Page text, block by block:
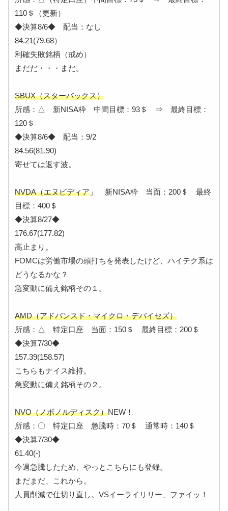
110＄（更新）
◆決算8/6◆ 配当：なし
84.21(79.68）
利確失敗銘柄（戒め）
まだだ・・・まだ。
SBUX（スターバックス）
所感：△ 新NISA枠 中間目標：93＄ ⇒ 最終目標：
120＄
◆決算8/6◆ 配当：9/2
84.56(81.90)
寄せては返す波。
NVDA（エヌビディア 」 新NISA枠 当面：200＄ 最終
目標：400＄
◆決算8/27◆
176.67(177.82)
高止まり。
FOMCは労働市場の頭打ちを発表したけど、ハイテク系は
どうなるかな？
急変動に備え銘柄その１。
AMD（アドバンスド・マイクロ・デバイセズ）
所感：△ 特定口座 当面：150＄ 最終目標：200＄
◆決算7/30◆
157.39(158.57)
こちらもナイス維持。
急変動に備え銘柄その２。
NVO（ノボノルディスク）NEW！
所感：〇 特定口座 急騰時：70＄ 通常時：140＄
◆決算7/30◆
61.40(-)
今週急騰したため、やっとこちらにも登録。
まだまだ、これから。
人員削減で仕切り直し。VSイーライリリー、ファイッ！